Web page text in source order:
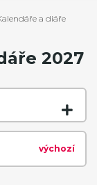
a diáře
2027
výchozí